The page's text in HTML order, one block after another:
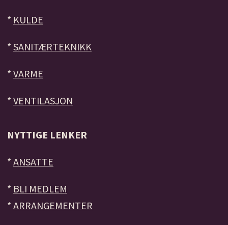
* KULDE
* SANITÆRTEKNIKK
* VARME
* VENTILASJON
NYTTIGE LENKER
* ANSATTE
* BLI MEDLEM
* ARRANGEMENTER